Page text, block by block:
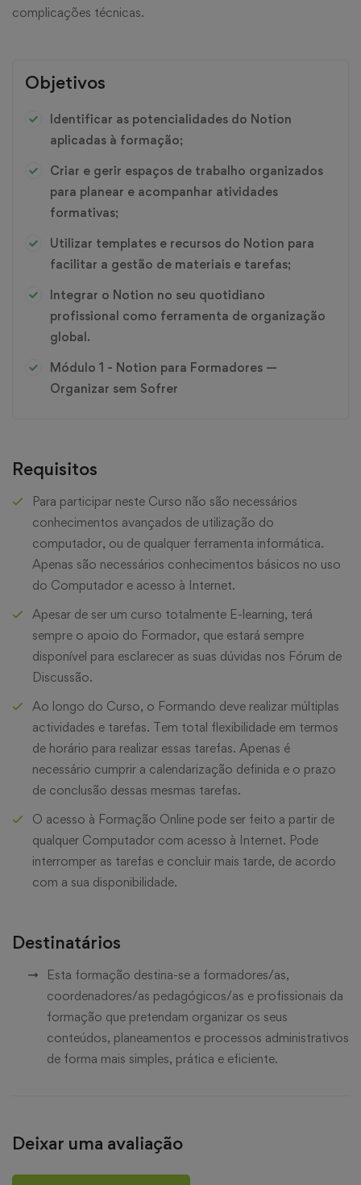
complicações técnicas.
Objetivos
Identificar as potencialidades do Notion
aplicadas à formação;
Criar e gerir espaços de trabalho organizados
para planear e acompanhar atividades
formativas;
Utilizar templates e recursos do Notion para
facilitar a gestão de materiais e tarefas;
Integrar o Notion no seu quotidiano
profissional como ferramenta de organização
global.
Módulo 1 - Notion para Formadores —
Organizar sem Sofrer
Requisitos
Para participar neste Curso não são necessários
conhecimentos avançados de utilização do
computador, ou de qualquer ferramenta informática.
Apenas são necessários conhecimentos básicos no uso
do Computador e acesso à Internet.
Apesar de ser um curso totalmente E-learning, terá
sempre o apoio do Formador, que estará sempre
disponível para esclarecer as suas dúvidas nos Fórum de
Discussão.
Ao longo do Curso, o Formando deve realizar múltiplas
actividades e tarefas. Tem total flexibilidade em termos
de horário para realizar essas tarefas. Apenas é
necessário cumprir a calendarização definida e o prazo
de conclusão dessas mesmas tarefas.
O acesso à Formação Online pode ser feito a partir de
qualquer Computador com acesso à Internet. Pode
interromper as tarefas e concluir mais tarde, de acordo
com a sua disponibilidade.
Destinatários
Esta formação destina-se a formadores/as,
coordenadores/as pedagógicos/as e profissionais da
formação que pretendam organizar os seus
conteúdos, planeamentos e processos administrativos
de forma mais simples, prática e eficiente.
Deixar uma avaliação